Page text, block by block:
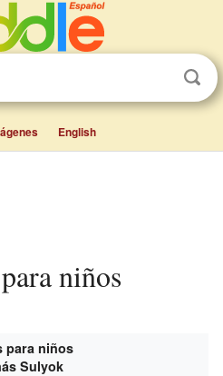
English
niños
para niños
Sulyok